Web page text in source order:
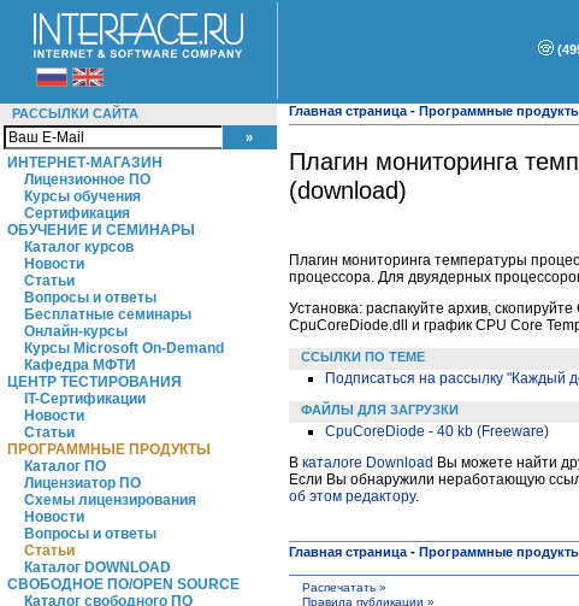
РАССЫЛКИ САЙТА
ИНТЕРНЕТ-МАГАЗИН
Лицензионное ПО
Курсы обучения
Сертификация
ОБУЧЕНИЕ И СЕМИНАРЫ
Каталог курсов
Новости
Статьи
Вопросы и ответы
Бесплатные семинары
Онлайн-курсы
Курсы Microsoft On-Demand
Кафедра МФТИ
ЦЕНТР ТЕСТИРОВАНИЯ
IT-Сертификации
Новости
Статьи
ПРОГРАММНЫЕ ПРОДУКТЫ
Каталог ПО
Лицензиатор ПО
Схемы лицензирования
Новости
Вопросы и ответы
Статьи
Каталог DOWNLOAD
СВОБОДНОЕ ПО/OPEN SOURCE
Каталог свободного ПО
Главная страница - Программные
Плагин мониторинга
(download)
Плагин мониторинга температуры
процессора. Для двуядерных
Установка: распакуйте архив,
CpuCoreDiode.dll и график CPU Core
ССЫЛКИ ПО ТЕМЕ
Подписаться на рассылку "Каждый
ФАЙЛЫ ДЛЯ ЗАГРУЗКИ
CpuCoreDiode - 40 kb (Freeware)
В каталоге Download Вы можете найти
Если Вы обнаружили неработающую
об этом редактору.
Главная страница - Программные
Распечатать »
Правила публикации »